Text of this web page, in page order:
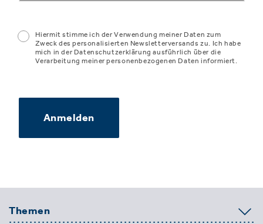
Hiermit stimme ich der Verwendung meiner Daten zum
Zweck des personalisierten Newsletterversands zu. Ich habe
mich in der Datenschutzerklärung ausführlich über die
Verarbeitung meiner personenbezogenen Daten informiert.
Anmelden
Themen